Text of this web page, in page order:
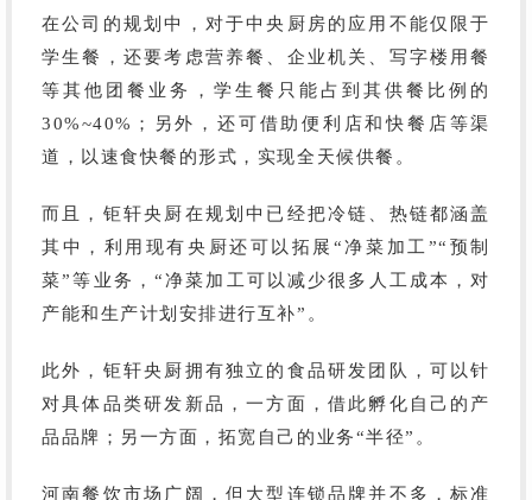
在公司的规划中，对于中央厨房的应用不能仅限于
学生餐，还要考虑营养餐、企业机关、写字楼用餐
等其他团餐业务，学生餐只能占到其供餐比例的
30%~40%；另外，还可借助便利店和快餐店等渠
道，以速食快餐的形式，实现全天候供餐。
而且，钜轩央厨在规划中已经把冷链、热链都涵盖
其中，利用现有央厨还可以拓展 “净菜加工”“预制
菜”等业务，“净菜加工可以减少很多人工成本，对
产能和生产计划安排进行互补”。
此外，钜轩央厨拥有独立的食品研发团队，可以针
对具体品类研发新品，一方面，借此孵化自己的产
品品牌；另一方面，拓宽自己的业务“半径”。
河南餐饮市场广阔，但大型连锁品牌并不多，标准